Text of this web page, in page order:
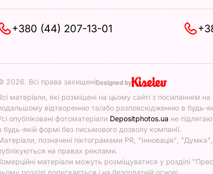
+380 (44) 207-13-01
2026. Всі права захищеніDesigned by
матеріали, які розміщені на цьому сайті з посиланням
відтворенню та/або розповсюдженню в будь-
опубліковані фотоматеріали Depositphotos.ua не
будь-якій формі без письмового дозволу компанії.
позначені піктограмами PR, "Інновація",
на правах реклами.
матеріали можуть розміщуватися у розділі
розділі допускається і на безоплатній основі.